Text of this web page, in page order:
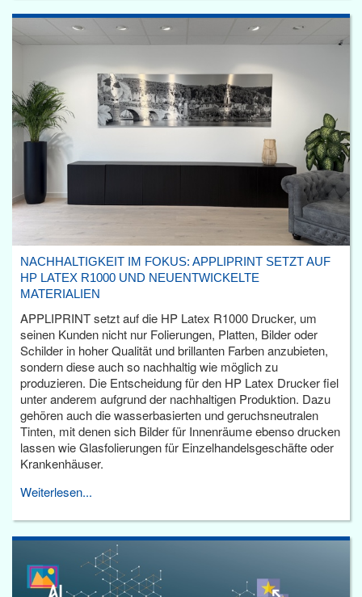
NACHHALTIGKEIT IM FOKUS: APPLIPRINT SETZT AUF
HP LATEX R1000 UND NEUENTWICKELTE
MATERIALIEN
APPLIPRINT setzt auf die HP Latex R1000 Drucker, um
seinen Kunden nicht nur Folierungen, Platten, Bilder oder
Schilder in hoher Qualität und brillanten Farben anzubieten,
sondern diese auch so nachhaltig wie möglich zu
produzieren. Die Entscheidung für den HP Latex Drucker fiel
unter anderem aufgrund der nachhaltigen Produktion. Dazu
gehören auch die wasserbasierten und geruchsneutralen
Tinten, mit denen sich Bilder für Innenräume ebenso drucken
lassen wie Glasfolierungen für Einzelhandelsgeschäfte oder
Krankenhäuser.
Weiterlesen...